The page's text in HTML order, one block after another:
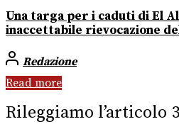
Una targa per i caduti di El
inaccettabile rievocazione
Redazione
Read more
Rileggiamo l’articolo